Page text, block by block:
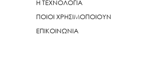
Η ΤΕΧΝΟΛΟΓΙΑ
ΠΟΙΟΙ ΧΡΗΣΙΜΟΠΟΙΟΥΝ
ΕΠΙΚΟΙΝΩΝΙΑ